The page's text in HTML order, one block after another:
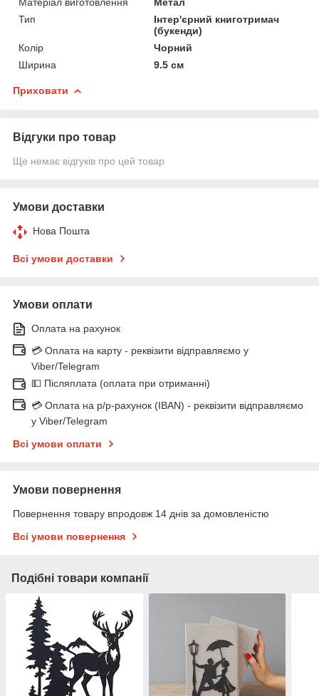
Тип
Інтер'єрний книготримач
(букенди)
Колір
Чорний
Ширина
9.5 см
Приховати
Відгуки про товар
Ще немає відгуків про цей товар
Умови доставки
Нова Пошта
Всі умови доставки
Умови оплати
Оплата на рахунок
💳 Оплата на карту - реквізити відправляємо у
Viber/Telegram
💵 Післяплата (оплата при отриманні)
💳 Оплата на р/р-рахунок (IBAN) - реквізити відправляємо
у Viber/Telegram
Всі умови оплати
Умови повернення
Повернення товару впродовж 14 днів за домовленістю
Всі умови повернення
Подібні товари компанії